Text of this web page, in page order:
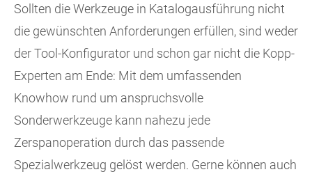
Sollten die Werkzeuge in Katalogausführung nicht
die gewünschten Anforderungen erfüllen, sind weder
der Tool-Konfigurator und schon gar nicht die Kopp-
Experten am Ende: Mit dem umfassenden
Knowhow rund um anspruchsvolle
Sonderwerkzeuge kann nahezu jede
Zerspanoperation durch das passende
Spezialwerkzeug gelöst werden. Gerne können auch